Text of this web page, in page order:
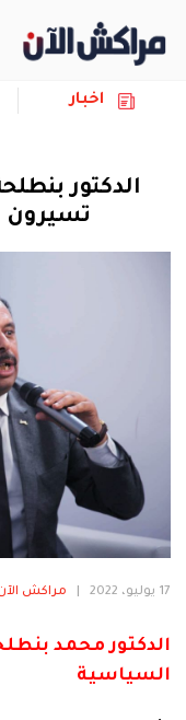
المرأة
فنية
منوعة
آراء
اخبار
الدكتور
تسيرون
17 يوليو، 2022 مراكش
الدكتور محمد
السياسية